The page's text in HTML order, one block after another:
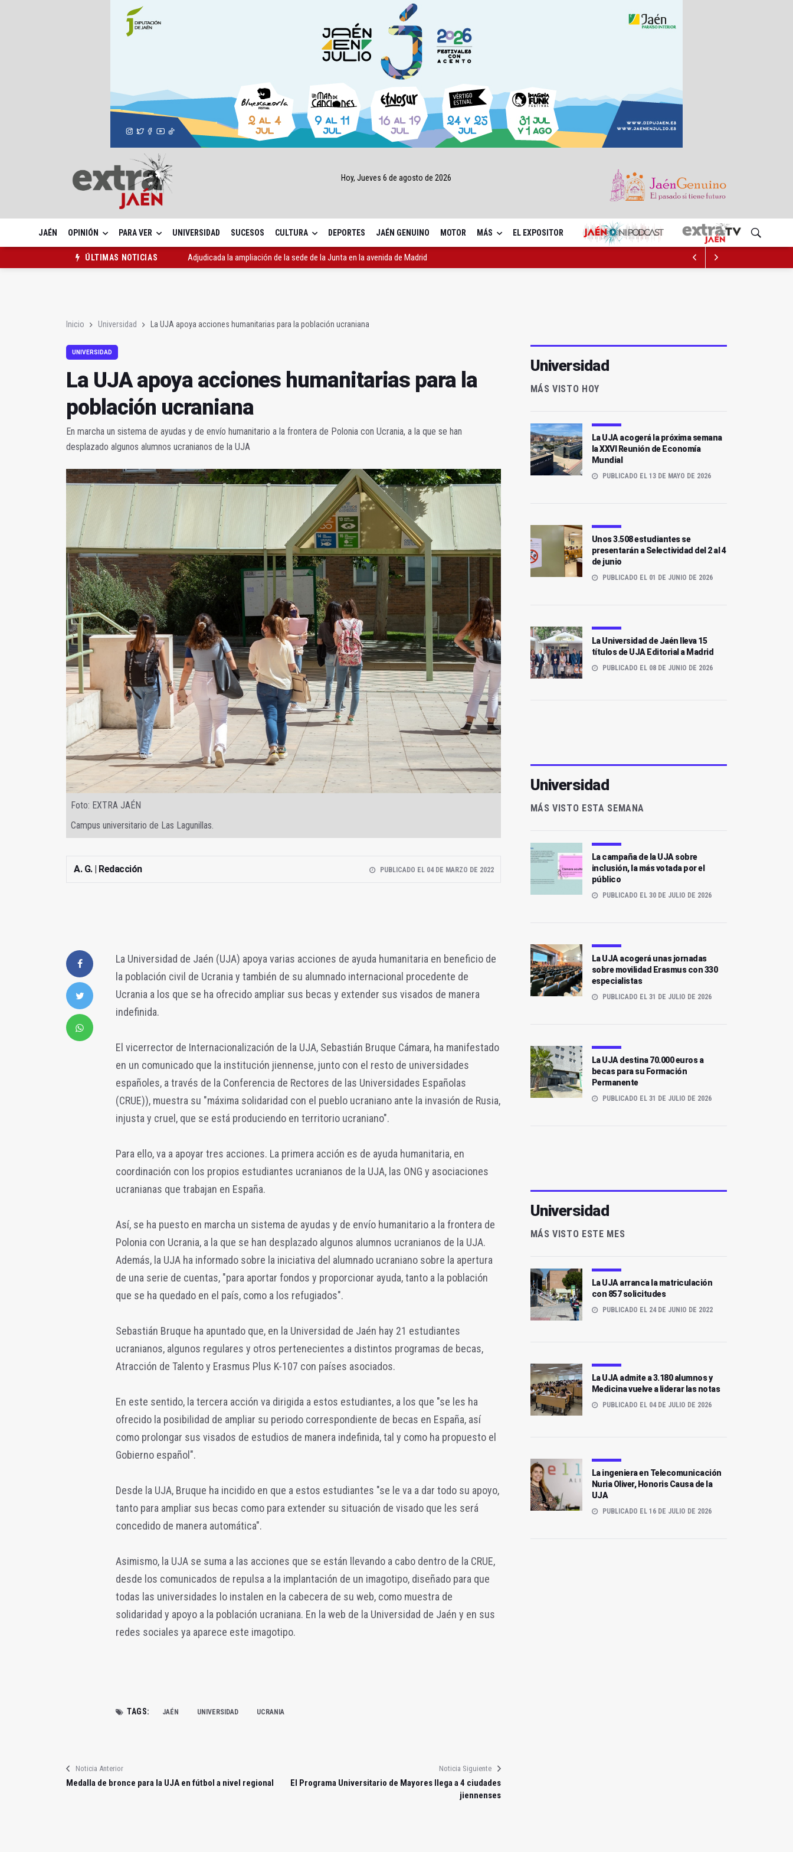
Hoy, Jueves 6 de agosto de 2026
JAÉN OPINIÓN PARA VER UNIVERSIDAD SUCESOS CULTURA DEPORTES JAÉN GENUINO MOTOR MÁS EL EXPOSITOR
ÚLTIMAS NOTICIAS
Adjudicada la ampliación de la sede de la Junta en la avenida de Madrid
Inicio Universidad La UJA apoya acciones humanitarias para la población ucraniana
UNIVERSIDAD
La UJA apoya acciones humanitarias para la
población ucraniana
En marcha un sistema de ayudas y de envío humanitario a la frontera de Polonia con Ucrania, a la que se han
desplazado algunos alumnos ucranianos de la UJA
Foto: EXTRA JAÉN
Campus universitario de Las Lagunillas.
A. G. | Redacción PUBLICADO EL 04 DE MARZO DE 2022
La Universidad de Jaén (UJA) apoya varias acciones de ayuda humanitaria en beneficio de
la población civil de Ucrania y también de su alumnado internacional procedente de
Ucrania a los que se ha ofrecido ampliar sus becas y extender sus visados de manera
indefinida.
El vicerrector de Internacionalización de la UJA, Sebastián Bruque Cámara, ha manifestado
en un comunicado que la institución jiennense, junto con el resto de universidades
españoles, a través de la Conferencia de Rectores de las Universidades Españolas
(CRUE)), muestra su "máxima solidaridad con el pueblo ucraniano ante la invasión de Rusia,
injusta y cruel, que se está produciendo en territorio ucraniano".
Para ello, va a apoyar tres acciones. La primera acción es de ayuda humanitaria, en
coordinación con los propios estudiantes ucranianos de la UJA, las ONG y asociaciones
ucranianas que trabajan en España.
Así, se ha puesto en marcha un sistema de ayudas y de envío humanitario a la frontera de
Polonia con Ucrania, a la que se han desplazado algunos alumnos ucranianos de la UJA.
Además, la UJA ha informado sobre la iniciativa del alumnado ucraniano sobre la apertura
de una serie de cuentas, "para aportar fondos y proporcionar ayuda, tanto a la población
que se ha quedado en el país, como a los refugiados".
Sebastián Bruque ha apuntado que, en la Universidad de Jaén hay 21 estudiantes
ucranianos, algunos regulares y otros pertenecientes a distintos programas de becas,
Atracción de Talento y Erasmus Plus K-107 con países asociados.
En este sentido, la tercera acción va dirigida a estos estudiantes, a los que "se les ha
ofrecido la posibilidad de ampliar su periodo correspondiente de becas en España, así
como prolongar sus visados de estudios de manera indefinida, tal y como ha propuesto el
Gobierno español".
Desde la UJA, Bruque ha incidido en que a estos estudiantes "se le va a dar todo su apoyo,
tanto para ampliar sus becas como para extender su situación de visado que les será
concedido de manera automática".
Asimismo, la UJA se suma a las acciones que se están llevando a cabo dentro de la CRUE,
desde los comunicados de repulsa a la implantación de un imagotipo, diseñado para que
todas las universidades lo instalen en la cabecera de su web, como muestra de
solidaridad y apoyo a la población ucraniana. En la web de la Universidad de Jaén y en sus
redes sociales ya aparece este imagotipo.
TAGS: JAÉN UNIVERSIDAD UCRANIA
Noticia Anterior
Medalla de bronce para la UJA en fútbol a nivel regional
Noticia Siguiente
El Programa Universitario de Mayores llega a 4 ciudades
jiennenses
Universidad
MÁS VISTO HOY
La UJA acogerá la próxima semana
la XXVI Reunión de Economía
Mundial
PUBLICADO EL 13 DE MAYO DE 2026
Unos 3.508 estudiantes se
presentarán a Selectividad del 2 al 4
de junio
PUBLICADO EL 01 DE JUNIO DE 2026
La Universidad de Jaén lleva 15
títulos de UJA Editorial a Madrid
PUBLICADO EL 08 DE JUNIO DE 2026
Universidad
MÁS VISTO ESTA SEMANA
La campaña de la UJA sobre
inclusión, la más votada por el
público
PUBLICADO EL 30 DE JULIO DE 2026
La UJA acogerá unas jornadas
sobre movilidad Erasmus con 330
especialistas
PUBLICADO EL 31 DE JULIO DE 2026
La UJA destina 70.000 euros a
becas para su Formación
Permanente
PUBLICADO EL 31 DE JULIO DE 2026
Universidad
MÁS VISTO ESTE MES
La UJA arranca la matriculación
con 857 solicitudes
PUBLICADO EL 24 DE JUNIO DE 2022
La UJA admite a 3.180 alumnos y
Medicina vuelve a liderar las notas
PUBLICADO EL 04 DE JULIO DE 2026
La ingeniera en Telecomunicación
Nuria Oliver, Honoris Causa de la
UJA
PUBLICADO EL 16 DE JULIO DE 2026